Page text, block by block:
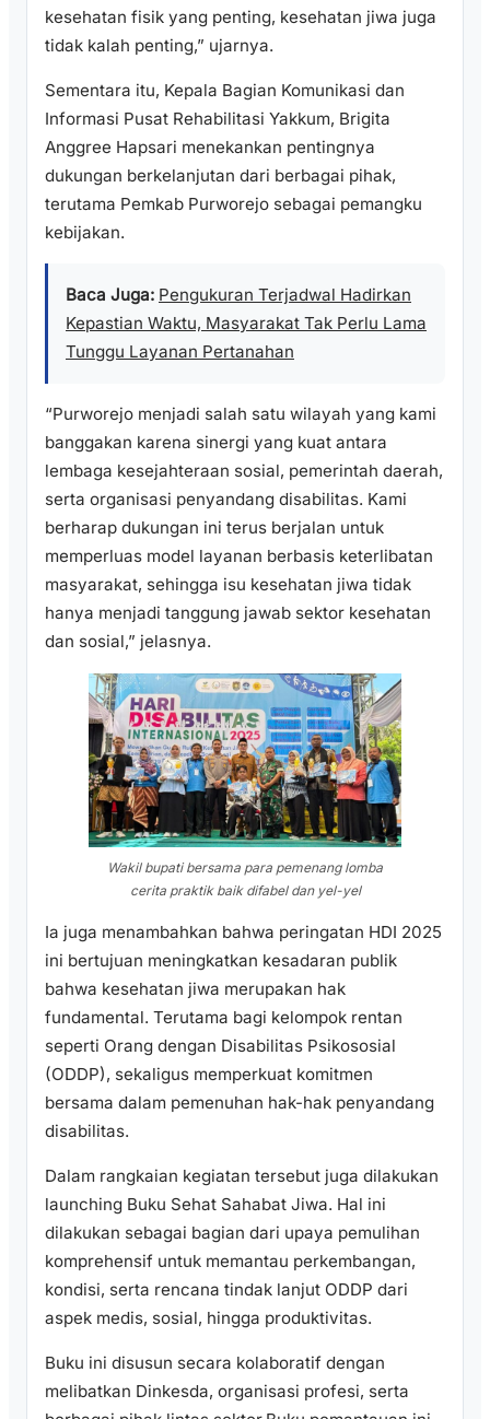
kesehatan fisik yang penting, kesehatan jiwa juga
tidak kalah penting,” ujarnya.
Sementara itu, Kepala Bagian Komunikasi dan
Informasi Pusat Rehabilitasi Yakkum, Brigita
Anggree Hapsari menekankan pentingnya
dukungan berkelanjutan dari berbagai pihak,
terutama Pemkab Purworejo sebagai pemangku
kebijakan.
Baca Juga: Pengukuran Terjadwal Hadirkan
Kepastian Waktu, Masyarakat Tak Perlu Lama
Tunggu Layanan Pertanahan
“Purworejo menjadi salah satu wilayah yang kami
banggakan karena sinergi yang kuat antara
lembaga kesejahteraan sosial, pemerintah daerah,
serta organisasi penyandang disabilitas. Kami
berharap dukungan ini terus berjalan untuk
memperluas model layanan berbasis keterlibatan
masyarakat, sehingga isu kesehatan jiwa tidak
hanya menjadi tanggung jawab sektor kesehatan
dan sosial,” jelasnya.
Wakil bupati bersama para pemenang lomba
cerita praktik baik difabel dan yel-yel
Ia juga menambahkan bahwa peringatan HDI 2025
ini bertujuan meningkatkan kesadaran publik
bahwa kesehatan jiwa merupakan hak
fundamental. Terutama bagi kelompok rentan
seperti Orang dengan Disabilitas Psikososial
(ODDP), sekaligus memperkuat komitmen
bersama dalam pemenuhan hak-hak penyandang
disabilitas.
Dalam rangkaian kegiatan tersebut juga dilakukan
launching Buku Sehat Sahabat Jiwa. Hal ini
dilakukan sebagai bagian dari upaya pemulihan
komprehensif untuk memantau perkembangan,
kondisi, serta rencana tindak lanjut ODDP dari
aspek medis, sosial, hingga produktivitas.
Buku ini disusun secara kolaboratif dengan
melibatkan Dinkesda, organisasi profesi, serta